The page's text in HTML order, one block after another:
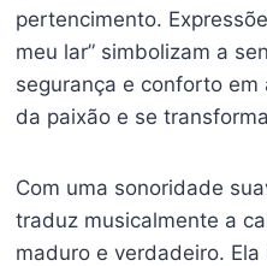
pertencimento.
meu lar” simbolizam a
segurança e conforto em
da paixão e se
Com uma sonoridade
traduz musicalmente a
maduro e verdadeiro.